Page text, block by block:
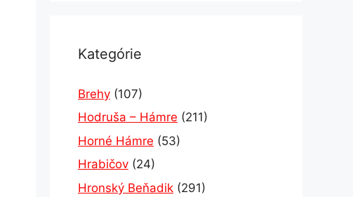
Kategórie
Brehy (107)
Hodruša – Hámre (211)
Horné Hámre (53)
Hrabičov (24)
Hronský Beňadik (291)